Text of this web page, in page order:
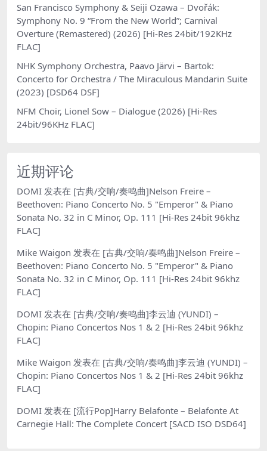
San Francisco Symphony & Seiji Ozawa – Dvořák:
Symphony No. 9 “From the New World”; Carnival
Overture (Remastered) (2026) [Hi-Res 24bit/192KHz
FLAC]
NHK Symphony Orchestra, Paavo Järvi – Bartok:
Concerto for Orchestra / The Miraculous Mandarin Suite
(2023) [DSD64 DSF]
NFM Choir, Lionel Sow – Dialogue (2026) [Hi-Res
24bit/96KHz FLAC]
近期评论
DOMI 发表在 [古典/交响/奏鸣曲]Nelson Freire –
Beethoven: Piano Concerto No. 5 "Emperor" & Piano
Sonata No. 32 in C Minor, Op. 111 [Hi-Res 24bit 96khz
FLAC]
Mike Waigon 发表在 [古典/交响/奏鸣曲]Nelson Freire –
Beethoven: Piano Concerto No. 5 "Emperor" & Piano
Sonata No. 32 in C Minor, Op. 111 [Hi-Res 24bit 96khz
FLAC]
DOMI 发表在 [古典/交响/奏鸣曲]李云迪 (YUNDI) –
Chopin: Piano Concertos Nos 1 & 2 [Hi-Res 24bit 96khz
FLAC]
Mike Waigon 发表在 [古典/交响/奏鸣曲]李云迪 (YUNDI) –
Chopin: Piano Concertos Nos 1 & 2 [Hi-Res 24bit 96khz
FLAC]
DOMI 发表在 [流行Pop]Harry Belafonte – Belafonte At
Carnegie Hall: The Complete Concert [SACD ISO DSD64]